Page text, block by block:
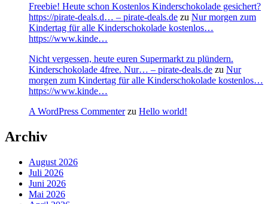
Freebie! Heute schon Kostenlos Kinderschokolade gesichert?
https://pirate-deals.d… – pirate-deals.de zu Nur morgen zum
Kindertag für alle Kinderschokolade kostenlos…
https://www.kinde…
Nicht vergessen, heute euren Supermarkt zu plündern.
Kinderschokolade 4free. Nur… – pirate-deals.de zu Nur
morgen zum Kindertag für alle Kinderschokolade kostenlos…
https://www.kinde…
A WordPress Commenterzu Hello world!
Archiv
August 2026
Juli 2026
Juni 2026
Mai 2026